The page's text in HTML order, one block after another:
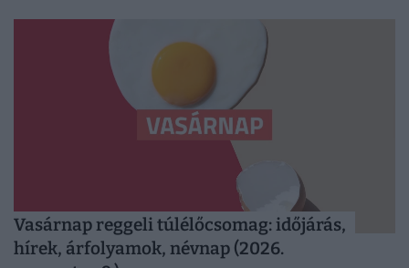
Vasárnap reggeli túlélőcsomag: időjárás,
hírek, árfolyamok, névnap (2026.